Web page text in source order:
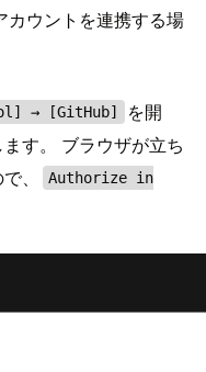
カウントを連携する場
→ [GitHub]
を開
す。 ブラウザが立ち
、
Authorize in